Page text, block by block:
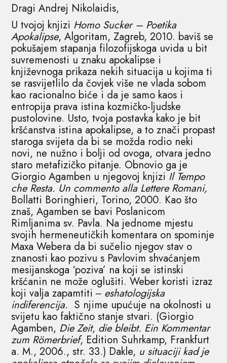
Dragi Andrej Nikolaidis,
U tvojoj knjizi Homo Sucker – Poetika
Apokalipse, Algoritam, Zagreb, 2010. baviš se
pokušajem stapanja filozofijskoga uvida u bit
suvremenosti u znaku apokalipse i
književnoga prikaza nekih situacija u kojima ti
se rasvijetlilo da čovjek više ne vlada sobom
kao racionalno biće i da je samo kaos i
entropija prava istina kozmičko-ljudske
pustolovine. Usto, tvoja postavka kako je bit
kršćanstva istina apokalipse, a to znači propast
staroga svijeta da bi se možda rodio neki
novi, ne nužno i bolji od ovoga, otvara jedno
staro metafizičko pitanje. Obnovio ga je
Giorgio Agamben u njegovoj knjizi Il Tempo
che Resta. Un commento alla Lettere Romani,
Bollatti Boringhieri, Torino, 2000. Kao što
znaš, Agamben se bavi Poslanicom
Rimljanima sv. Pavla. Na jednome mjestu
svojih hermeneutičkih komentara on spominje
Maxa Webera da bi sučelio njegov stav o
znanosti kao pozivu s Pavlovim shvaćanjem
mesijanskoga ‘poziva’ na koji se istinski
kršćanin ne može oglušiti. Weber koristi izraz
koji valja zapamtiti ‒ eshatologijska
indiferencija. S njime upućuje na okolnosti u
svijetu kao faktično stanje stvari. (Giorgio
Agamben, Die Zeit, die bleibt. Ein Kommentar
zum Römerbrief, Edition Suhrkamp, Frankfurt
a. M., 2006., str. 33.) Dakle, u situaciji kad je